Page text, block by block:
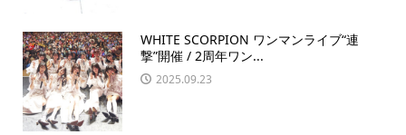
WHITE SCORPION ワンマンライブ“連
撃”開催 / 2周年ワン...
2025.09.23